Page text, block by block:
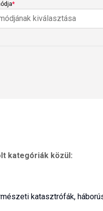
*
kiválasztása
kategóriák közül:
katasztrófák,